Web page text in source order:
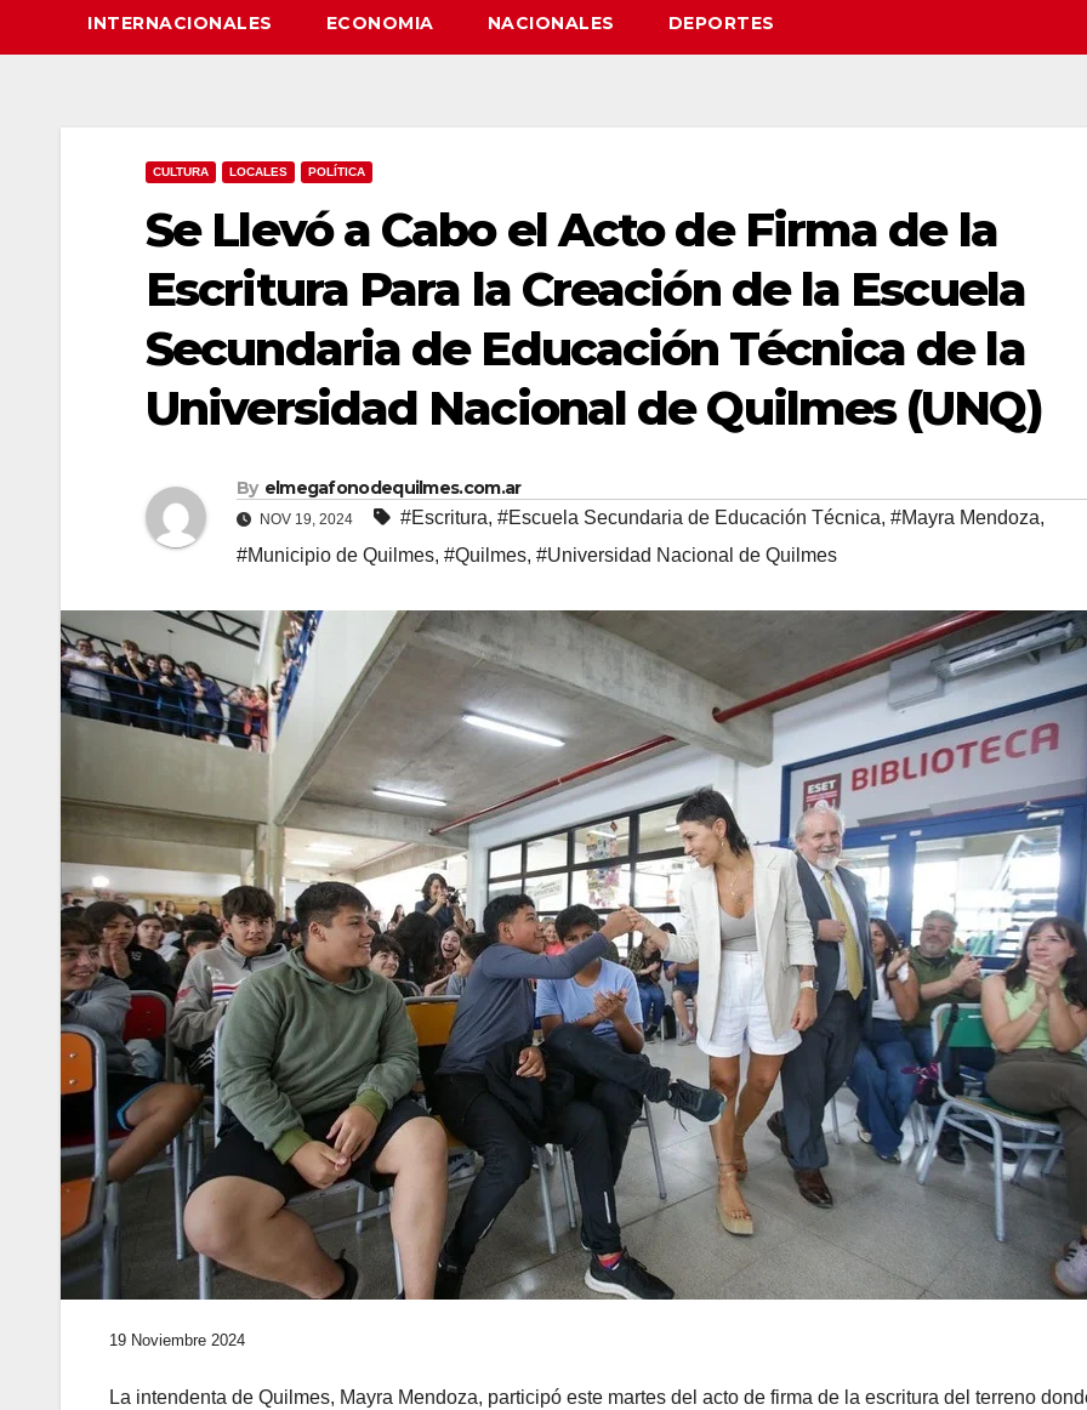
INTERNACIONALES ECONOMIA NACIONALES DEPORTES
CULTURA LOCALES POLÍTICA
Se Llevó a Cabo el Acto de Firma de la
Escritura Para la Creación de la Escuela
Secundaria de Educación Técnica de la
Universidad Nacional de Quilmes (UNQ)
By elmegafonodequilmes.com.ar
NOV 19, 2024 #Escritura, #Escuela Secundaria de Educación Técnica, #Mayra Mendoza,
#Municipio de Quilmes, #Quilmes, #Universidad Nacional de Quilmes
19 Noviembre 2024
La intendenta de Quilmes, Mayra Mendoza, participó este martes del acto de firma de la escritura del terreno